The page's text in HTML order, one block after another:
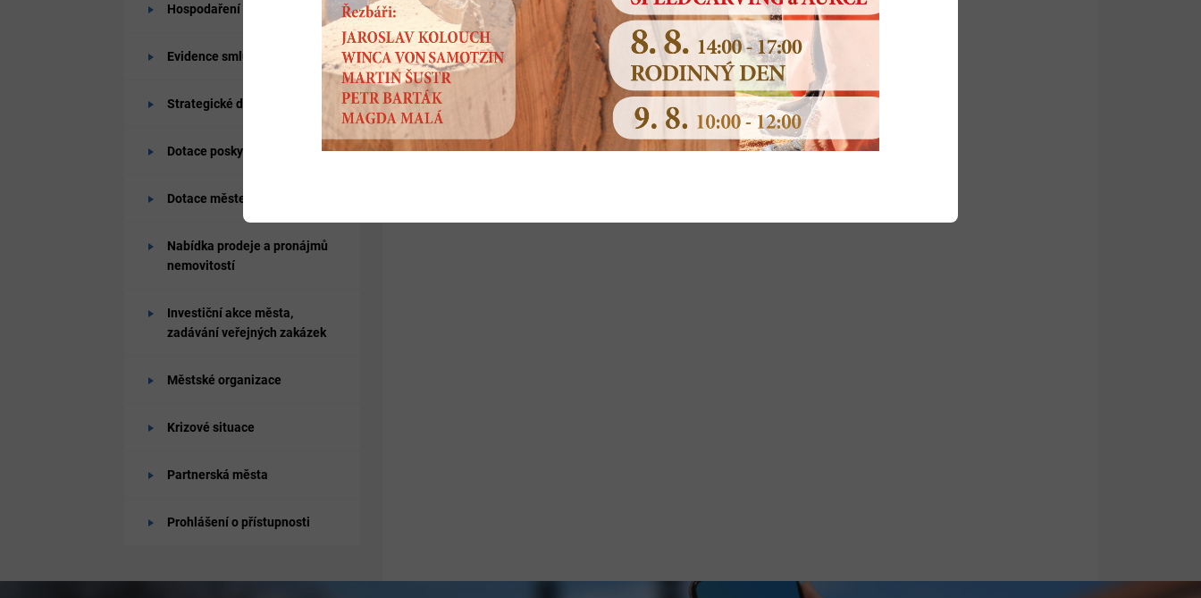
Hospodaření města
Evidence smluv
Strategické dokumenty města
Dotace poskytované od města
Dotace městem získané
Nabídka prodeje a pronájmů
nemovitostí
Investiční akce města,
zadávání veřejných zakázek
Městské organizace
Krizové situace
Partnerská města
Prohlášení o přístupnosti